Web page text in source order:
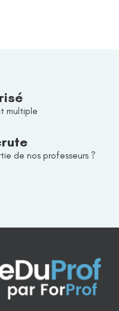
multiple
de nos professeurs ?